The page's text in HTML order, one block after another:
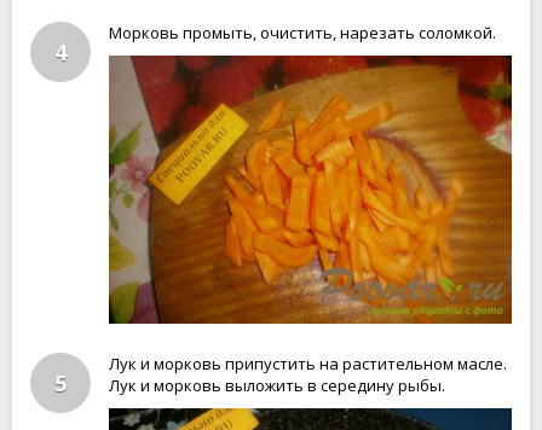
4
Морковь промыть, очистить, нарезать соломкой.
5
Лук и морковь припустить на растительном масле.
Лук и морковь выложить в середину рыбы.